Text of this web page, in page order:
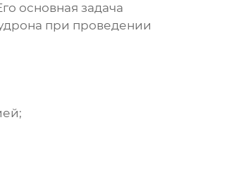
основная задача
при проведении